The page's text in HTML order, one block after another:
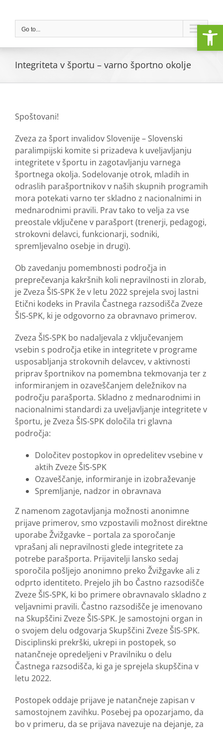
contentGo to...
Integriteta v športu – varno športno okolje
Spoštovani!
Zveza za šport invalidov Slovenije – Slovenski
paralimpijski komite si prizadeva k uveljavljanju
integritete v športu in zagotavljanju varnega
športnega okolja. Sodelovanje otrok, mladih in
odraslih parašportnikov v naših skupnih programih
mora potekati varno ter skladno z nacionalnimi in
mednarodnimi pravili. Prav tako to velja za vse
preostale vključene v parašport (trenerji, pedagogi,
strokovni delavci, funkcionarji, sodniki,
spremljevalno osebje in drugi).
Ob zavedanju pomembnosti področja in
preprečevanja kakršnih koli nepravilnosti in zlorab,
je Zveza ŠIS-SPK že v letu 2022 sprejela svoj lastni
Etični kodeks in Pravila Častnega razsodišča Zveze
ŠIS-SPK, ki je odgovorno za obravnavo primerov.
Zveza ŠIS-SPK bo nadaljevala z vključevanjem
vsebin s področja etike in integritete v programe
usposabljanja strokovnih delavcev, v aktivnosti
priprav športnikov na pomembna tekmovanja ter z
informiranjem in ozaveščanjem deležnikov na
področju parašporta. Skladno z mednarodnimi in
nacionalnimi standardi za uveljavljanje integritete v
športu, je Zveza ŠIS-SPK določila tri glavna
področja:
Določitev postopkov in opredelitev vsebine v
aktih Zveze ŠIS-SPK
Ozaveščanje, informiranje in izobraževanje
Spremljanje, nadzor in obravnava
Z namenom zagotavljanja možnosti anonimne
prijave primerov, smo vzpostavili možnost direktne
uporabe Žvižgavke – portala za sporočanje
vprašanj ali nepravilnosti glede integritete za
potrebe parašporta. Prijavitelji lansko sedaj
sporočila pošljejo anonimno preko Žvižgavke ali z
odprto identiteto. Prejelo jih bo Častno razsodišče
Zveze ŠIS-SPK, ki bo primere obravnavalo skladno z
veljavnimi pravili. Častno razsodišče je imenovano
na Skupščini Zveze ŠIS-SPK. Je samostojni organ in
o svojem delu odgovarja Skupščini Zveze ŠIS-SPK.
Disciplinski prekrški, ukrepi in postopek, so
natančneje opredeljeni v Pravilniku o delu
Častnega razsodišča, ki ga je sprejela skupščina v
letu 2022.
Postopek oddaje prijave je natančneje zapisan v
samostojnem zavihku. Posebej pa opozarjamo, da
bo v primeru, da se prijava navezuje na dejanje, za